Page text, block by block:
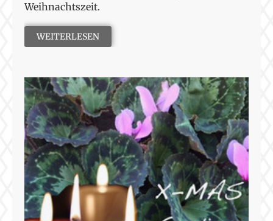
Weihnachtszeit.
WEITERLESEN